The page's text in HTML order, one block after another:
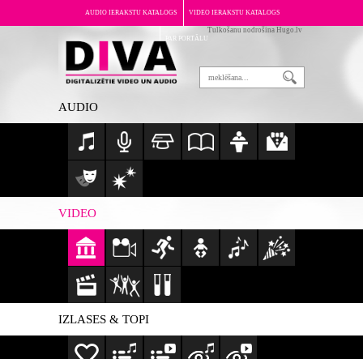
AUDIO IERAKSTU KATALOGS VIDEO IERAKSTU KATALOGS
PAR PORTĀLU
Tulkošanu nodrošina Hugo.lv
AUDIO
VIDEO
IZLASES & TOPI